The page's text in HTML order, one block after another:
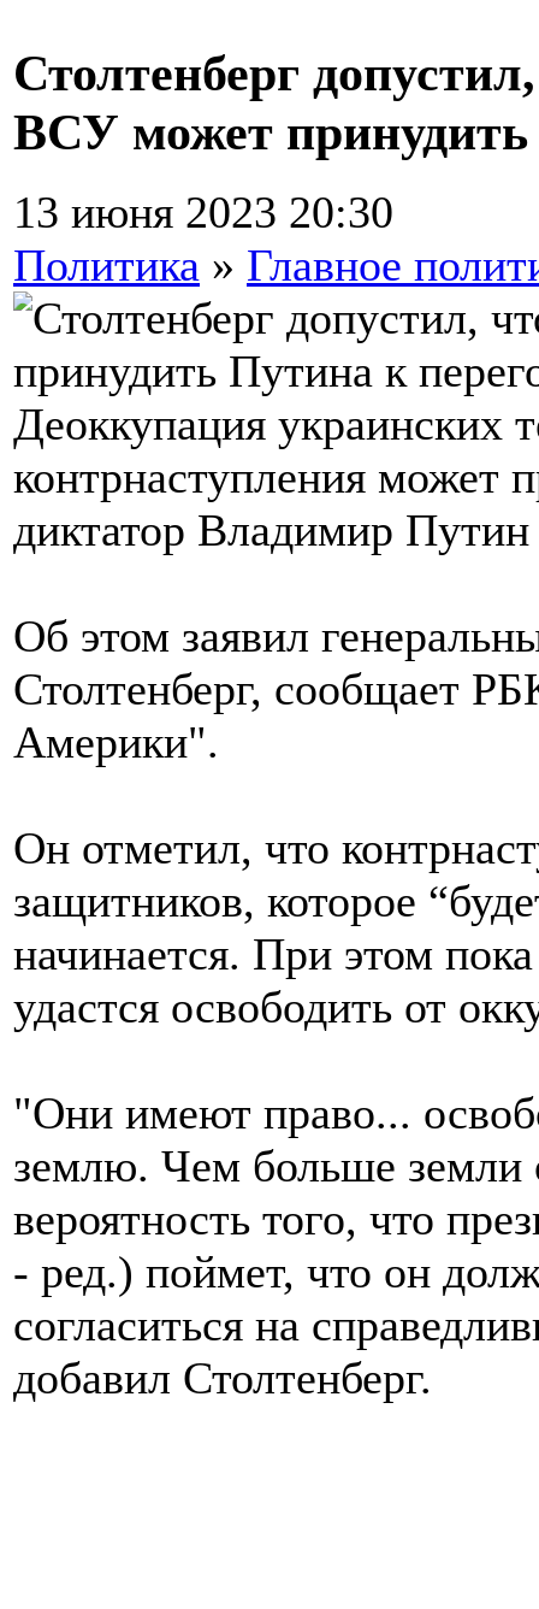
Столтенберг
ВСУ может принудить
13 июня 2023 20:30
Политика » Главное
Деоккупация украинских
контрнаступления может
диктатор Владимир
Об этом заявил
Столтенберг, сообщает
Америки".
Он отметил, что
защитников, которое
начинается. При этом
удастся освободить от
"Они имеют право...
землю. Чем больше
вероятность того, что
- ред.) поймет, что он
согласиться на
добавил Столтенберг.